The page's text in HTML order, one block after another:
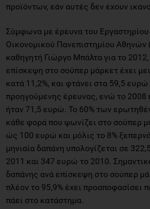
προϊόντων, εάν αυτές δεν έχουν
Σύμφωνα με έρευνα του
Οικονομικού Πανεπιστημίου
καθηγητή Γιώργο Μπάλτα για το
επίσκεψη στο σούπερ μάρκετ έχει
κατά 11,2%, και φτάνει στα 59,5
προηγούμενης έρευνας, ενώ το 2008
ήταν 71,5 ευρώ. Το 60% των
κάθε φορά που ψωνίζει στο σούπερ
ώς 100 ευρώ και μόλις το 8%
μηνιαία δαπάνη υπολογίζεται σε
2011 και 347 ευρώ το 2010.
δαπάνης ανά επίσκεψη στο σούπερ
πλέον το 95,9% έχει προαποφασίσει
πάει στο κατάστημα.